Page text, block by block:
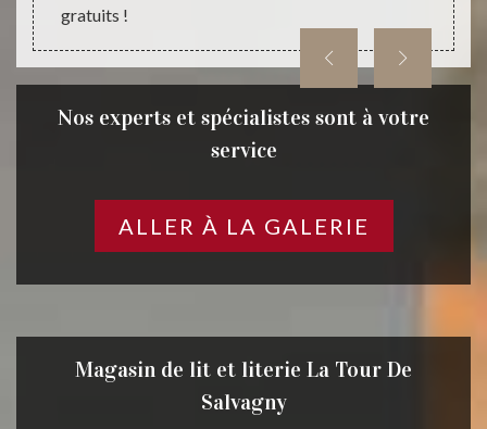
gratuits !
Nos experts et spécialistes sont à votre
service
ALLER À LA GALERIE
Magasin de lit et literie La Tour De
Salvagny